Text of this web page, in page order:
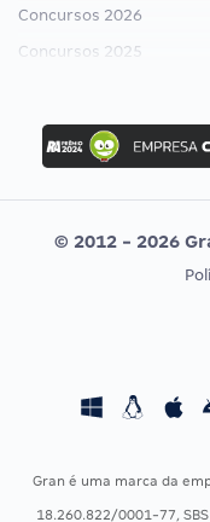
Concursos 2026
Concursos 2025
Concurso Ibama
Concurso MPU
Editais publicados
CONCURSOS POR
Concursos Fiscais
© 2012 - 2026
Gran é uma marca da
18.260.822/0001-77,